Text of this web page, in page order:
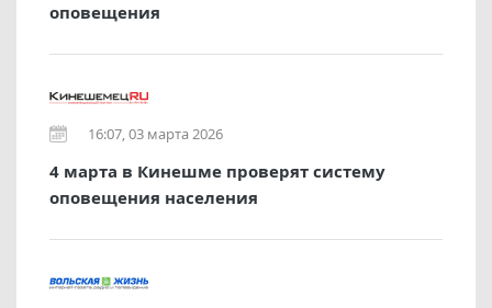
оповещения
16:07, 03 марта 2026
4 марта в Кинешме проверят систему
оповещения населения